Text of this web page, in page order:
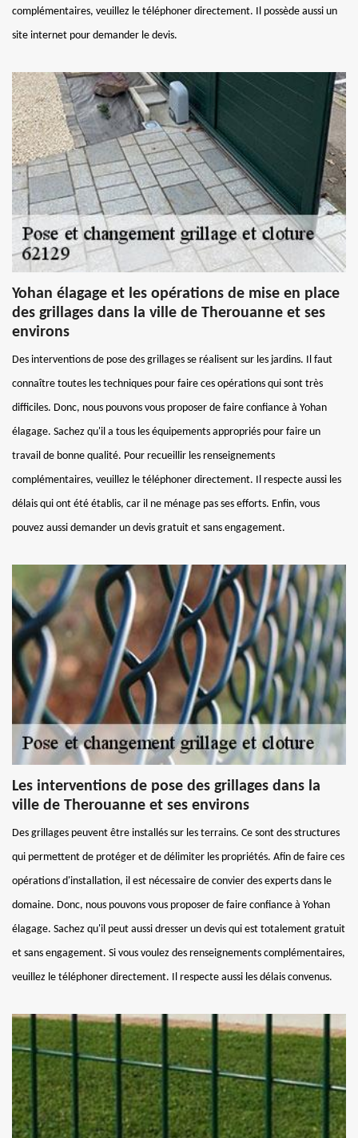
complémentaires, veuillez le téléphoner directement. Il possède aussi un
site internet pour demander le devis.
Yohan élagage et les opérations de mise en place
des grillages dans la ville de Therouanne et ses
environs
Des interventions de pose des grillages se réalisent sur les jardins. Il faut
connaître toutes les techniques pour faire ces opérations qui sont très
difficiles. Donc, nous pouvons vous proposer de faire confiance à Yohan
élagage. Sachez qu'il a tous les équipements appropriés pour faire un
travail de bonne qualité. Pour recueillir les renseignements
complémentaires, veuillez le téléphoner directement. Il respecte aussi les
délais qui ont été établis, car il ne ménage pas ses efforts. Enfin, vous
pouvez aussi demander un devis gratuit et sans engagement.
Les interventions de pose des grillages dans la
ville de Therouanne et ses environs
Des grillages peuvent être installés sur les terrains. Ce sont des structures
qui permettent de protéger et de délimiter les propriétés. Afin de faire ces
opérations d'installation, il est nécessaire de convier des experts dans le
domaine. Donc, nous pouvons vous proposer de faire confiance à Yohan
élagage. Sachez qu'il peut aussi dresser un devis qui est totalement gratuit
et sans engagement. Si vous voulez des renseignements complémentaires,
veuillez le téléphoner directement. Il respecte aussi les délais convenus.